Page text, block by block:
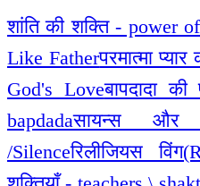
शांति की शक्ति - power
Like Fatherपरमात्मा
God's Loveबापदादा
bapdadaसायन्स और
/Silenceरिलीजियस